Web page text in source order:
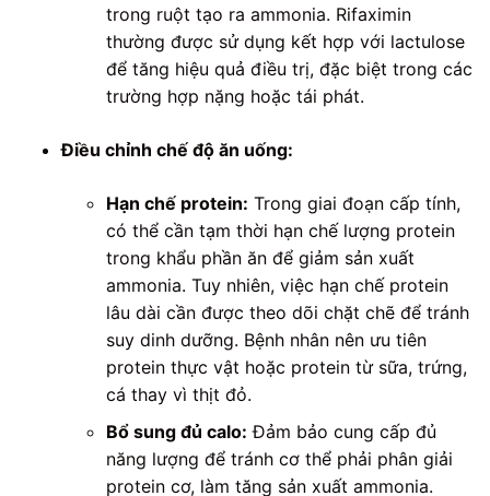
trong ruột tạo ra ammonia. Rifaximin
thường được sử dụng kết hợp với lactulose
để tăng hiệu quả điều trị, đặc biệt trong các
trường hợp nặng hoặc tái phát.
Điều chỉnh chế độ ăn uống:
Hạn chế protein: Trong giai đoạn cấp tính,
có thể cần tạm thời hạn chế lượng protein
trong khẩu phần ăn để giảm sản xuất
ammonia. Tuy nhiên, việc hạn chế protein
lâu dài cần được theo dõi chặt chẽ để tránh
suy dinh dưỡng. Bệnh nhân nên ưu tiên
protein thực vật hoặc protein từ sữa, trứng,
cá thay vì thịt đỏ.
Bổ sung đủ calo: Đảm bảo cung cấp đủ
năng lượng để tránh cơ thể phải phân giải
protein cơ, làm tăng sản xuất ammonia.